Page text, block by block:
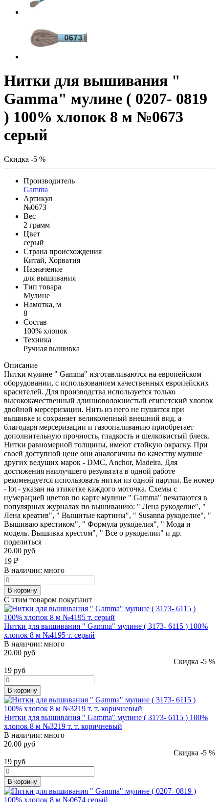
Нитки для вышивания "
Gamma" мулине ( 0207- 0819
) 100% хлопок 8 м №0673
серый
Скидка -5 %
Производитель
Gamma
Артикул
№0673
Вес
2 грамм
Цвет
серый
Страна происхождения
Китай, Хорватия
Назначение
для вышивания
Тип товара
Мулине
Намотка, м
8
Состав
100% хлопок
Техника
Ручная вышивка
Описание
Нитки мулине " Gamma" изготавливаются на европейском
оборудовании, с использованием качественных европейских
красителей. Для производства используется только
высококачественный длинноволокнистый египетский хлопок
двойной мерсеризации. Нить из него не пушится при
вышивке и сохраняет великолепный внешний вид, а
благодаря мерсеризации и газоопаливанию приобретает
дополнительную прочность, гладкость и шелковистый блеск.
Нитки равномерной толщины, имеют стойкую окраску. При
своей доступной цене они аналогичны по качеству мулине
других ведущих марок - DMC, Anchor, Madeira. Для
достижения наилучшего результата в одной работе
рекомендуется использовать нитки из одной партии. Ее номер
- lot - указан на этикетке каждого моточка. Схемы с
нумерацией цветов по карте мулине " Gamma" печатаются в
популярных журналах по вышиванию: " Лена рукоделие", "
Лена креатив", " Вышитые картины", " Susanna рукоделие", "
Вышиваю крестиком", " Формула рукоделия", " Мода и
модель. Вышивка крестом", " Все о рукоделии" и др.
поделиться
20.00 руб
19 ₽
В наличии: много
В корзину
С этим товаром покупают
Нитки для вышивания " Gamma" мулине ( 3173- 6115 ) 100%
хлопок 8 м №4195 т. серый
В наличии: много
20.00 руб
Скидка -5 %
19 руб
В корзину
Нитки для вышивания " Gamma" мулине ( 3173- 6115 ) 100%
хлопок 8 м №3219 т. т. коричневый
В наличии: много
20.00 руб
Скидка -5 %
19 руб
В корзину